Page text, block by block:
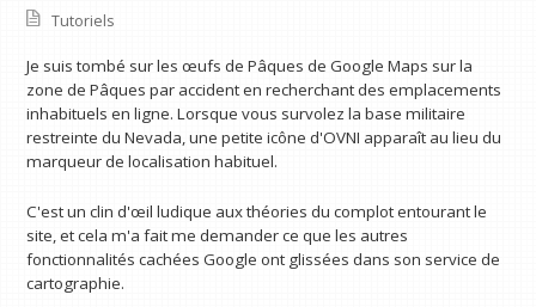
Tutoriels
Je suis tombé sur les œufs de Pâques de Google Maps sur la
zone de Pâques par accident en recherchant des emplacements
inhabituels en ligne. Lorsque vous survolez la base militaire
restreinte du Nevada, une petite icône d'OVNI apparaît au lieu du
marqueur de localisation habituel.
C'est un clin d'œil ludique aux théories du complot entourant le
site, et cela m'a fait me demander ce que les autres
fonctionnalités cachées Google ont glissées dans son service de
cartographie.